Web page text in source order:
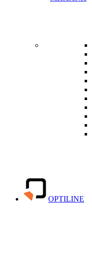
OPTILINE